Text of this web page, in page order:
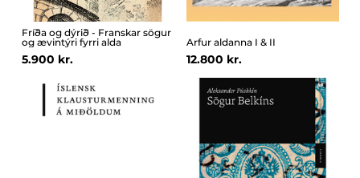
Fríða og dýrið - Franskar sögur
og ævintýri fyrri alda
5.900 kr.
Arfur aldanna I & II
12.800 kr.